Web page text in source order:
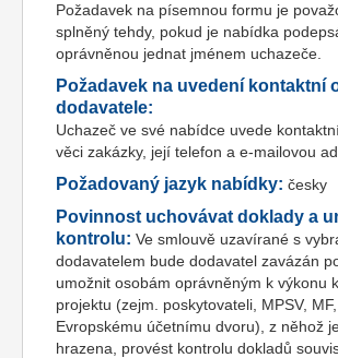
Požadavek na písemnou formu je
splněný tehdy, pokud je nabídka
oprávněnou jednat jménem uchazeče.
Požadavek na uvedení kontaktní
dodavatele:
Uchazeč ve své nabídce uvede
věci zakázky, její telefon a e-mailovou
Požadovaný jazyk nabídky: česky
Povinnost uchovávat doklady a
kontrolu: Ve smlouvě uzavírané s
dodavatelem bude dodavatel zavázán
umožnit osobám oprávněným k výkonu
projektu (zejm. poskytovateli, MPSV, MF,
Evropskému účetnímu dvoru), z něhož
hrazena, provést kontrolu dokladů